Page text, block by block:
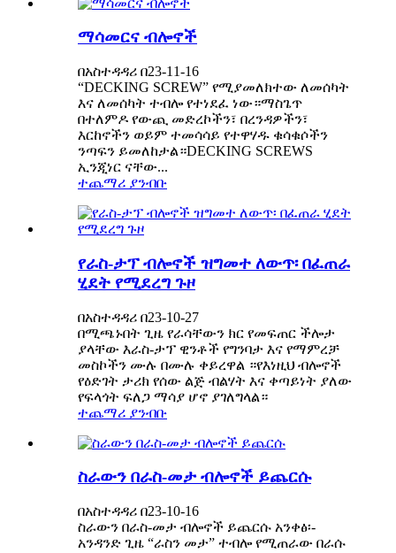
ማሳመርና ብሎኖች
በአስተዳዳሪ በ23-11-16
“DECKING SCREW” የሚያመለክተው ለመሰካት
እና ለመሰካት ተብሎ የተነደፈ ነው።ማስጌጥ
በተለምዶ የውጪ መድረኮችን፣ በረንዳዎችን፣
እርከኖችን ወይም ተመሳሳይ የተዋሃዱ ቁሳቁሶችን
ንጣፍን ይመለከታል።DECKING SCREWS
ኢንጂነር ናቸው...
ተጨማሪ ያንብቡ
የራስ-ታፕ ብሎኖች ዝግመተ ለውጥ፡ በፈጠራ
ሂደት የሚደረግ ጉዞ
በአስተዳዳሪ በ23-10-27
በሚጫኑበት ጊዜ የራሳቸውን ክር የመፍጠር ችሎታ
ያላቸው እራስ-ታፕ ዊንቶች የግንባታ እና የማምረቻ
መስኮችን ሙሉ በሙሉ ቀይረዋል ።የእነዚህ ብሎኖች
የዕድገት ታሪክ የሰው ልጅ ብልሃት እና ቀጣይነት ያለው
የፍላጎት ፍለጋ ማሳያ ሆኖ ያገለግላል።
ተጨማሪ ያንብቡ
ስራውን በራስ-መታ ብሎኖች ይጨርሱ
በአስተዳዳሪ በ23-10-16
ስራውን በራስ-መታ ብሎኖች ይጨርሱ አንቀፅ፡-
አንዳንድ ጊዜ “ራስን መታ” ተብሎ የሚጠራው በራሱ